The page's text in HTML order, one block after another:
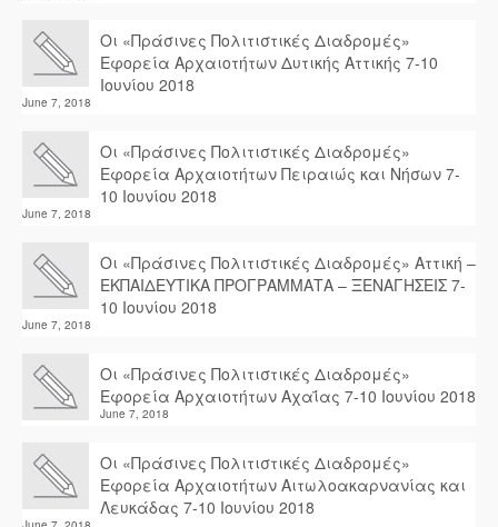
Οι «Πράσινες Πολιτιστικές Διαδρομές»
Εφορεία Αρχαιοτήτων Δυτικής Αττικής 7-10
Ιουνίου 2018
June 7, 2018
Οι «Πράσινες Πολιτιστικές Διαδρομές»
Εφορεία Αρχαιοτήτων Πειραιώς και Νήσων 7-
10 Ιουνίου 2018
June 7, 2018
Οι «Πράσινες Πολιτιστικές Διαδρομές» Αττική –
ΕΚΠΑΙΔΕΥΤΙΚΑ ΠΡΟΓΡΑΜΜΑΤΑ – ΞΕΝΑΓΗΣΕΙΣ 7-
10 Ιουνίου 2018
June 7, 2018
Οι «Πράσινες Πολιτιστικές Διαδρομές»
Εφορεία Αρχαιοτήτων Αχαΐας 7-10 Ιουνίου 2018
June 7, 2018
Οι «Πράσινες Πολιτιστικές Διαδρομές»
Εφορεία Αρχαιοτήτων Αιτωλοακαρνανίας και
Λευκάδας 7-10 Ιουνίου 2018